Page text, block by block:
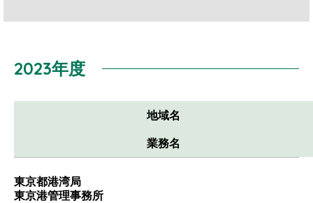
2023年度
地域名
業務名
東京都港湾局
東京港管理事務所